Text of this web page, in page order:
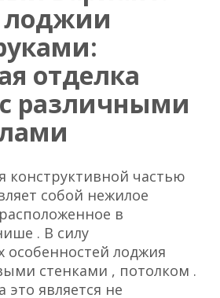
лоджии
отделка
различными
конструктивной частью
собой нежилое
в
. В силу
особенностей лоджия
стенками , потолком .
это является не